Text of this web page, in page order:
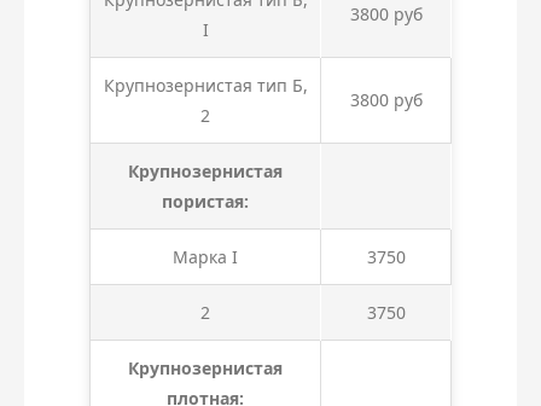
I
3800 руб
Крупнозернистая тип Б,
2
3800 руб
Крупнозернистая
пористая:
Марка I 3750
2 3750
Крупнозернистая
плотная: